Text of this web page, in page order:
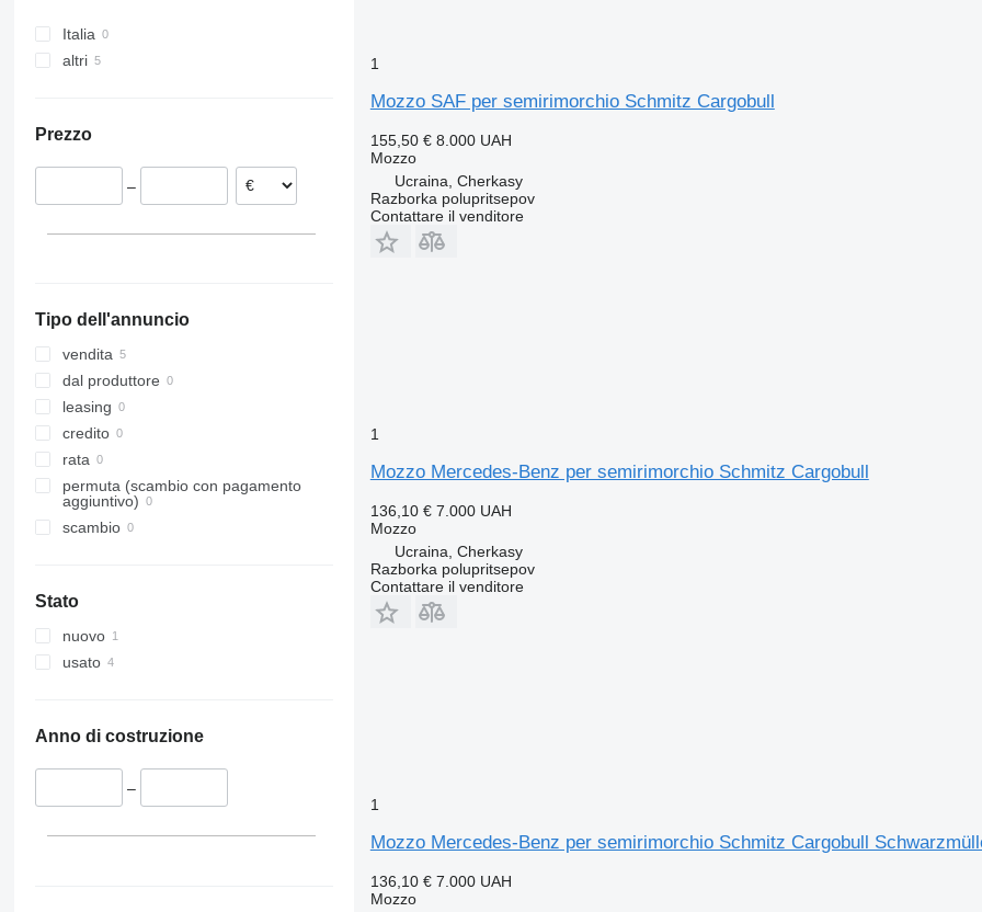
Italia
altri
Prezzo
–
Tipo dell'annuncio
vendita
dal produttore
leasing
credito
rata
permuta (scambio con pagamento
aggiuntivo)
scambio
Stato
nuovo
usato
Anno di costruzione
–
1
Mozzo SAF per semirimorchio Schmitz Cargobull
155,50 € 8.000 UAH
Mozzo
Ucraina, Cherkasy
Razborka polupritsepov
Contattare il venditore
1
Mozzo Mercedes-Benz per semirimorchio Schmitz Cargobull
136,10 € 7.000 UAH
Mozzo
Ucraina, Cherkasy
Razborka polupritsepov
Contattare il venditore
1
Mozzo Mercedes-Benz per semirimorchio Schmitz Cargobull
136,10 € 7.000 UAH
Mozzo